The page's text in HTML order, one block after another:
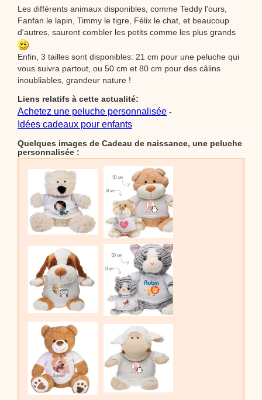
Les différents animaux disponibles, comme Teddy l'ours,
Fanfan le lapin, Timmy le tigre, Félix le chat, et beaucoup
d'autres, sauront combler les petits comme les plus grands
Enfin, 3 tailles sont disponibles: 21 cm pour une peluche qui
vous suivra partout, ou 50 cm et 80 cm pour des câlins
inoubliables, grandeur nature !
Liens relatifs à cette actualité:
Achetez une peluche personnalisée -
Idées cadeaux pour enfants
Quelques images de Cadeau de naissance, une peluche
personnalisée :